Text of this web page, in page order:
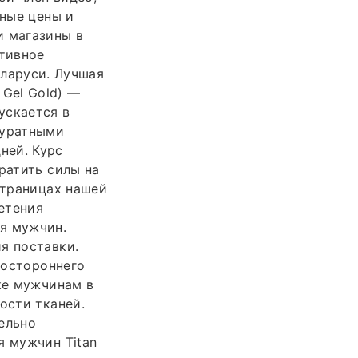
цены и
магазины в
Лучшая
Gel Gold) —
в
Курс
силы на
нашей
мужчин.
поставки.
мужчинам в
тканей.
мужчин Titan